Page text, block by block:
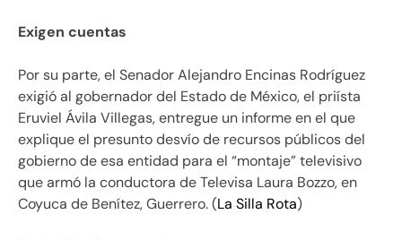
Exigen cuentas
Por su parte, el Senador Alejandro Encinas Rodríguez
exigió al gobernador del Estado de México, el priísta
Eruviel Ávila Villegas, entregue un informe en el que
explique el presunto desvío de recursos públicos del
gobierno de esa entidad para el “montaje” televisivo
que armó la conductora de Televisa Laura Bozzo, en
Coyuca de Benítez, Guerrero. (La Silla Rota)